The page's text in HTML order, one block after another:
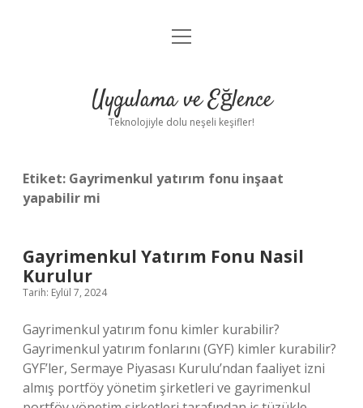
Anasayfa
Yasal Uyarı
menüyü
Uygulama ve Eğlence
Teknolojiyle dolu neşeli keşifler!
Etiket: Gayrimenkul yatırım fonu inşaat
yapabilir mi
Gayrimenkul Yatırım Fonu Nasil
Kurulur
Tarih: Eylül 7, 2024
Gayrimenkul yatırım fonu kimler kurabilir?
Gayrimenkul yatırım fonlarını (GYF) kimler kurabilir?
GYF’ler, Sermaye Piyasası Kurulu’ndan faaliyet izni
almış portföy yönetim şirketleri ve gayrimenkul